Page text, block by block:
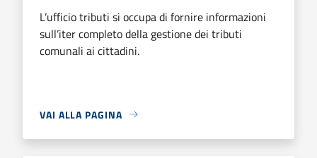
L’ufficio tributi si occupa di fornire informazioni
sull’iter completo della gestione dei tributi
comunali ai cittadini.
VAI ALLA PAGINA